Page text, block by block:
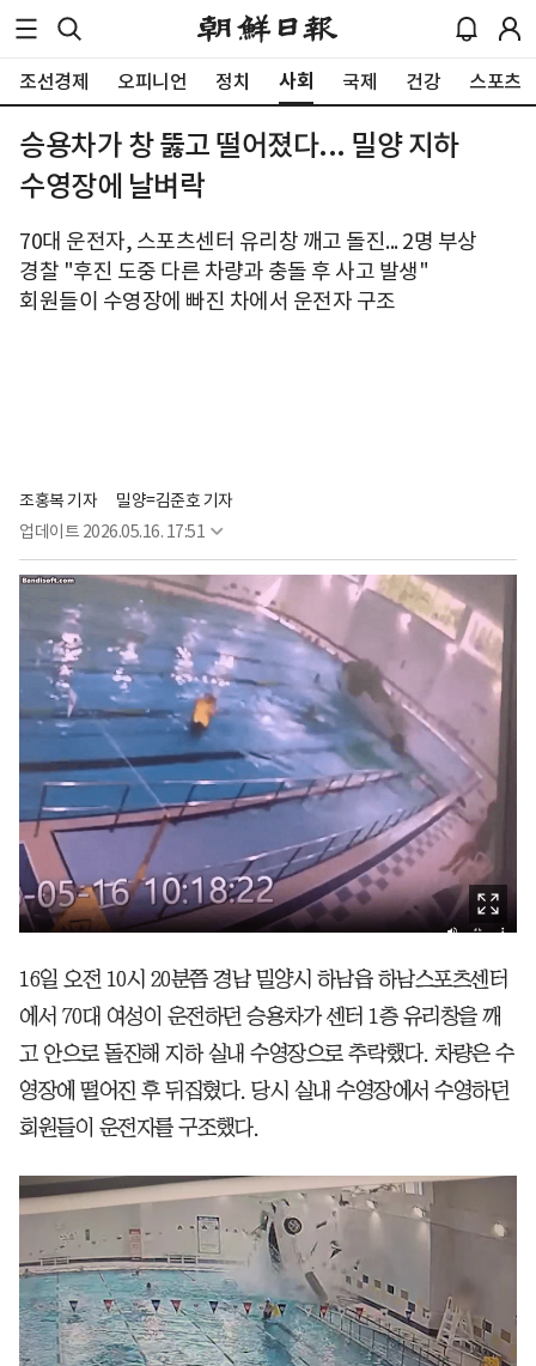
조선경제 오피니언 정치 사회 국제 건강 스포츠
승용차가 창 뚫고 떨어졌다... 밀양 지하
수영장에 날벼락
70대 운전자, 스포츠센터 유리창 깨고 돌진... 2명 부상
경찰 "후진 도중 다른 차량과 충돌 후 사고 발생"
회원들이 수영장에 빠진 차에서 운전자 구조
조홍복 기자
밀양=김준호 기자
업데이트 2026.05.16. 17:51
16일 오전 10시 20분쯤 경남 밀양시 하남읍 하남스포츠센터
에서 70대 여성이 운전하던 승용차가 센터 1층 유리창을 깨
고 안으로 돌진해 지하 실내 수영장으로 추락했다. 차량은 수
영장에 떨어진 후 뒤집혔다. 당시 실내 수영장에서 수영하던
회원들이 운전자를 구조했다.